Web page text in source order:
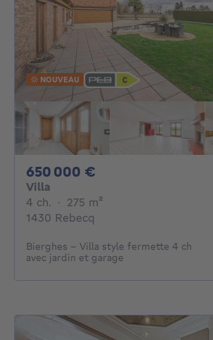
NOUVEAU
650 000 €
Villa
4 ch. 4 chambres
· 275 m²
1430 Rebecq
Bierghes - Villa style fermette 4 ch
avec jardin et garage